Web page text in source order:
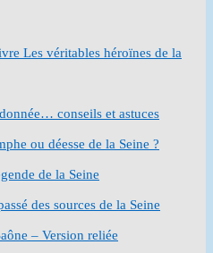
Les véritables héroïnes de la
conseils et astuces
ou déesse de la Seine ?
de la Seine
des sources de la Seine
– Version reliée